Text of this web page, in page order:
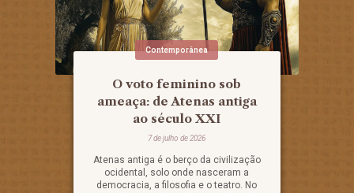
Contemporânea
O voto feminino sob
ameaça: de Atenas antiga
ao século XXI
7 de julho de 2026
Atenas antiga é o berço da civilização
ocidental, solo onde nasceram a
democracia, a filosofia e o teatro. No